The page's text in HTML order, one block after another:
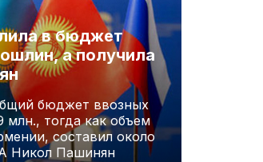
в бюджет
а получила
бюджет ввозных
тогда как объем
составил около
Никол Пашинян